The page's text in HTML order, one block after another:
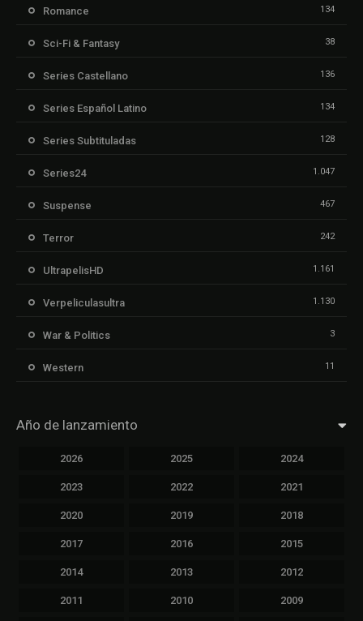
Romance 134
Sci-Fi & Fantasy 38
Series Castellano 136
Series Español Latino 134
Series Subtituladas 128
Series24 1.047
Suspense 467
Terror 242
UltrapelisHD 1.161
Verpeliculasultra 1.130
War & Politics 3
Western 11
Año de lanzamiento
2026 2025 2024
2023 2022 2021
2020 2019 2018
2017 2016 2015
2014 2013 2012
2011 2010 2009